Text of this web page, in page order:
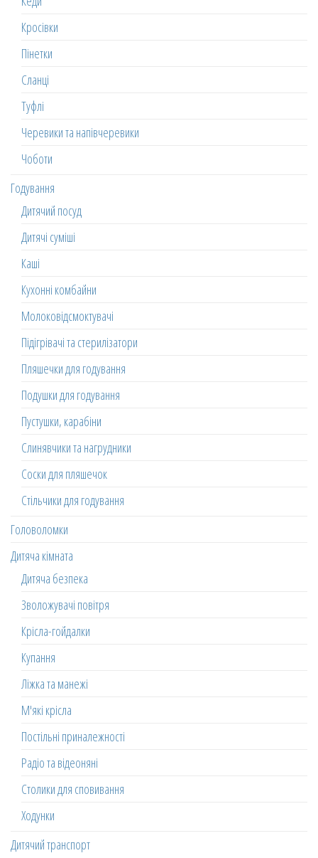
Кросівки
Пінетки
Сланці
Туфлі
Черевики та напівчеревики
Чоботи
Годування
Дитячий посуд
Дитячі суміші
Каші
Кухонні комбайни
Молоковідсмоктувачі
Підігрівачі та стерилізатори
Пляшечки для годування
Подушки для годування
Пустушки, карабіни
Слинявчики та нагрудники
Соски для пляшечок
Стільчики для годування
Головоломки
Дитяча кімната
Дитяча безпека
Зволожувачі повітря
Крісла-гойдалки
Купання
Ліжка та манежі
М'які крісла
Постільні приналежності
Радіо та відеоняні
Столики для сповивання
Ходунки
Дитячий транспорт